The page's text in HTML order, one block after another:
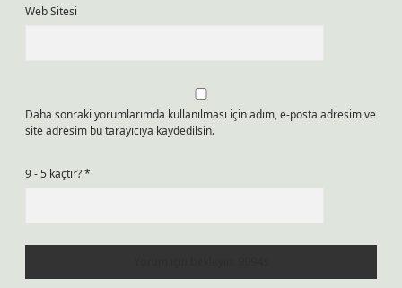
Web Sitesi
Daha sonraki yorumlarımda kullanılması için adım, e-posta adresim ve
site adresim bu tarayıcıya kaydedilsin.
9 - 5 kaçtır?*